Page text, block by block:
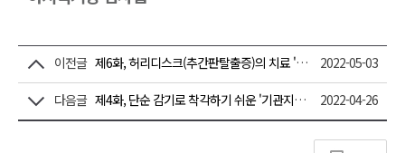
이전글 제6화, 허리디스크(추간판탈출증)의 치료 '풍선확장술' 2022-05-03
다음글 제4화, 단순 감기로 착각하기 쉬운 '기관지확장증' 2022-04-26